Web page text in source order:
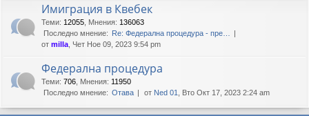
ъз
Имиграция в Квебек
Теми: 12055 Мнения: 136063
Последно мнение: Re: Федерална процедура - пре…
от milla , Чет Ное 09, 2023 9:54 pm
Федерална процедура
Теми: 706 Мнения: 11950
Последно мнение: Отава от Ned 01 , Вто Окт 17, 2023 2:24 am